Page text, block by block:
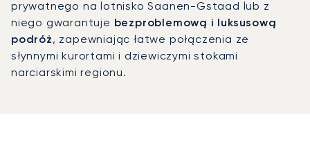
prywatnego na lotnisko Saanen-Gstaad lub z
niego gwarantuje bezproblemową i luksusową
podróż, zapewniając łatwe połączenia ze
słynnymi kurortami i dziewiczymi stokami
narciarskimi regionu.